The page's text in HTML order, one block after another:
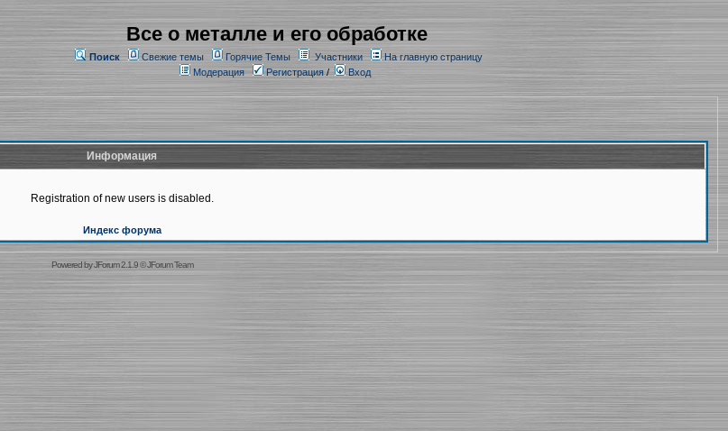
Все о металле и его обработке
Поиск Свежие темы Горячие Темы Участники
На главную страницу
Модерация
Регистрация/ Вход
Информация
Registration of new users is disabled.
Индекс форума
Powered byJForum 2.1.9©JForum Team